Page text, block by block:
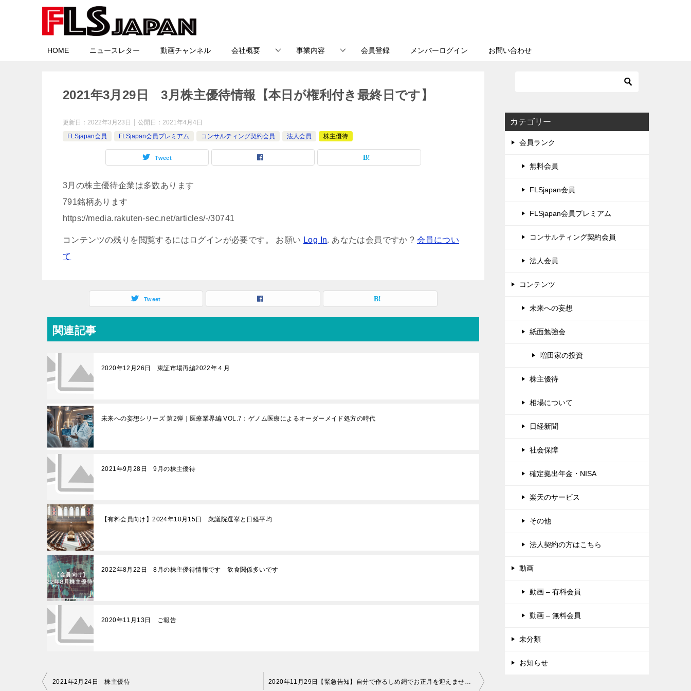
HOME ニュースレター 動画チャンネル 会社概要 事業内容 会員登録 メンバーログイン お問い合わせ
2021年3月29日 3月株主優待情報【本日が権利付き最終日です】
更新日： 2022年3月23日 公開日： 2021年4月4日
FLSjapan会員
FLSjapan会員プレミアム コンサルティング契約会員 法人会員 株主優待
Tweet
3月の株主優待企業は多数あります
791銘柄あります
https://media.rakuten-sec.net/articles/-/30741
コンテンツの残りを閲覧するにはログインが必要です。 お願い Log In. あなたは会員ですか ?会員につい
て
Tweet
関連記事
2020年12月26日 東証市場再編2022年４月
未来への妄想シリーズ 第2弾｜医療業界編 VOL.7：ゲノム医療によるオーダーメイド処方の時代
2021年9月28日 9月の株主優待
【有料会員向け】2024年10月15日 衆議院選挙と日経平均
2022年8月22日 8月の株主優待情報です 飲食関係多いです
2020年11月13日 ご報告
投2021年2月24日 株主優待 2020年11月29日【緊急告知】自分で作るしめ縄でお正月を迎えませんか？
カテゴリー
会員ランク
無料会員
FLSjapan会員
FLSjapan会員プレミアム
コンサルティング契約会員
法人会員
コンテンツ
未来への妄想
紙面勉強会
増田家の投資
株主優待
相場について
日経新聞
社会保障
確定拠出年金・NISA
楽天のサービス
その他
法人契約の方はこちら
動画
動画 – 有料会員
動画 – 無料会員
未分類
お知らせ